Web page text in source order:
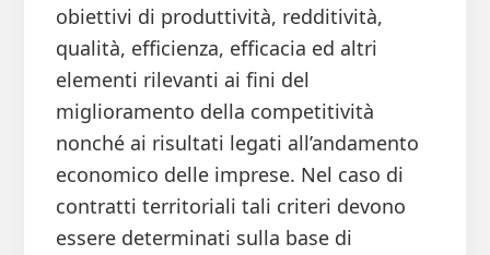
obiettivi di produttività, redditività,
qualità, efficienza, efficacia ed altri
elementi rilevanti ai fini del
miglioramento della competitività
nonché ai risultati legati all’andamento
economico delle imprese. Nel caso di
contratti territoriali tali criteri devono
essere determinati sulla base di